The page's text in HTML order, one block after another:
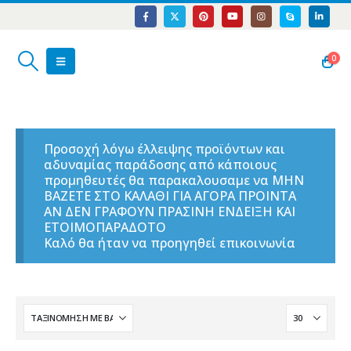
0
Προσοχή λόγω έλλειψης προϊόντων και
αδυναμίας παράδοσης από κάποιους
προμηθευτές θα παρακαλουσαμε να ΜΗΝ
ΒΑΖΕΤΕ ΣΤΟ ΚΑΛΑΘΙ ΓΙΑ ΑΓΟΡΑ ΠΡΟΙΝΤΑ
ΑΝ ΔΕΝ ΓΡΑΦΟΥΝ ΠΡΑΣΙΝΗ ΕΝΔΕΙΞΗ ΚΑΙ
ΕΤΟΙΜΟΠΑΡΑΔΟΤΟ
Καλό θα ήταν να προηγηθεί επικοινωνία